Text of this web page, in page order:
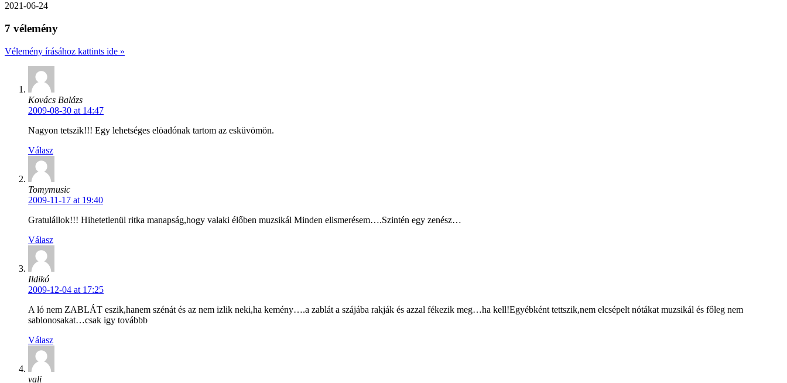
2021-06-24
7 vélemény
Vélemény írásához kattints ide »
Kovács Balázs
2009-08-30 at 14:47
Nagyon tetszik!!! Egy lehetséges elöadónak tartom az esküvömön.
Válasz
Tomymusic
2009-11-17 at 19:40
Gratulállok!!! Hihetetlenül ritka manapság,hogy valaki élőben muzsikál Minden elismerésem….Szintén egy zenész…
Válasz
Ildikó
2009-12-04 at 17:25
A ló nem ZABLÁT eszik,hanem szénát és az nem izlik neki,ha kemény….a zablát a szájába rakják és azzal fékezik meg…ha kell!Egyébként tettszik,nem elcsépelt nótákat muzsikál és főleg nem
sablonosakat…csak igy továbbb
Válasz
vali